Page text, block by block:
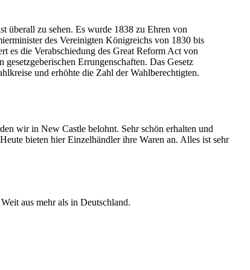
überall zu sehen. Es wurde 1838 zu Ehren von
des Vereinigten Königreichs von 1830 bis
es die Verabschiedung des Great Reform Act von
Errungenschaften. Das Gesetz
und erhöhte die Zahl der Wahlberechtigten.
wir in New Castle belohnt. Sehr schön erhalten und
bieten hier Einzelhändler ihre Waren an. Alles ist sehr
aus mehr als in Deutschland.